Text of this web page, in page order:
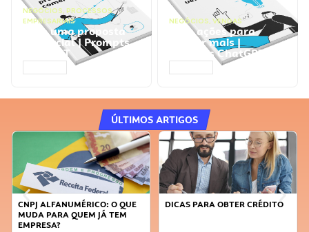
NEGÓCIOS, PROCESSOS
EMPRESARIAIS
Faça uma proposta
comercial | Prompts
ChatGPT
NEGÓCIOS, VENDAS
Faça ações para
vender mais |
Prompts ChatGPT
ÚLTIMOS ARTIGOS
CNPJ ALFANUMÉRICO: O QUE
MUDA PARA QUEM JÁ TEM
EMPRESA?
DICAS PARA OBTER CRÉDITO